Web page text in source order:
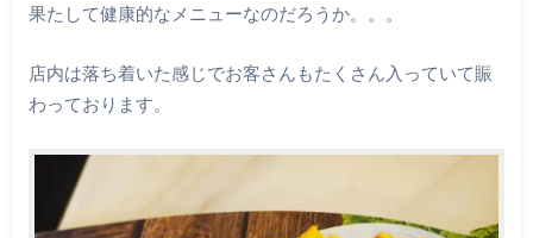
果たして健康的なメニューなのだろうか。。。
店内は落ち着いた感じでお客さんもたくさん入っていて賑
わっております。